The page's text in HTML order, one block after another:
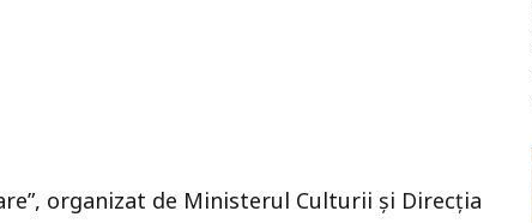
organizat de Ministerul Culturii și Direcția